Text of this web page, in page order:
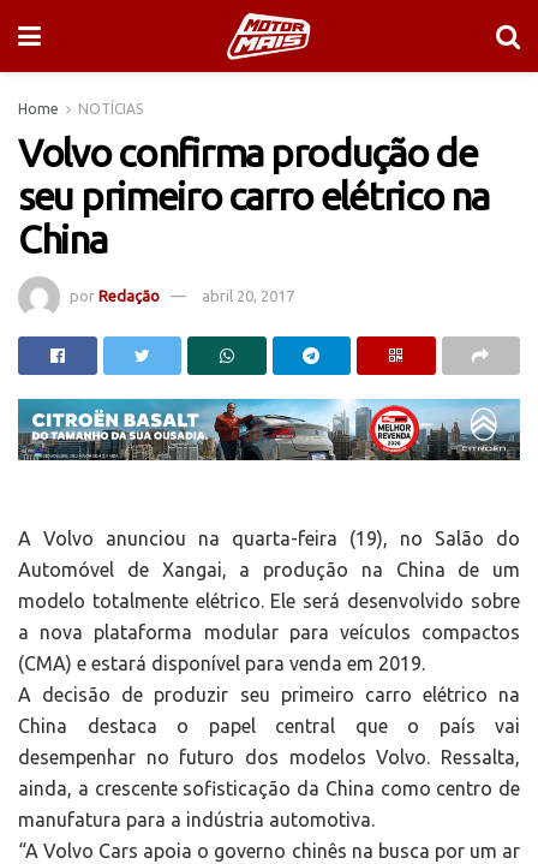
Home NOTÍCIAS
Volvo confirma produção de
seu primeiro carro elétrico na
China
por Redação abril 20, 2017
A Volvo anunciou na quarta-feira (19), no Salão do
Automóvel de Xangai, a produção na China de um
modelo totalmente elétrico. Ele será desenvolvido sobre
a nova plataforma modular para veículos compactos
(CMA) e estará disponível para venda em 2019.
A decisão de produzir seu primeiro carro elétrico na
China destaca o papel central que o país vai
desempenhar no futuro dos modelos Volvo. Ressalta,
ainda, a crescente sofisticação da China como centro de
manufatura para a indústria automotiva.
“A Volvo Cars apoia o governo chinês na busca por um ar